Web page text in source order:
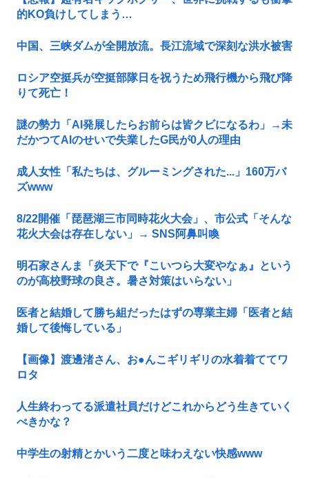
的KO負けしてしまう…
中国、三峡ダムが全開放流。長江流域で深刻な洪水被害
ロシア空挺兵が空挺部隊日を祝うため飛行機から飛び降
りて死亡！
謎の勢力「AI発展したらお前らは皆クビになるわ」→未
だかつてAIのせいで失業したG民が0人の理由
成人女性「私たちは、グルーミングされた...」160万バ
ズwww
8/22開催「琵琶湖三市同時花火大会」、市公式「そんな
花火大会は存在しない」→ SNS阿鼻叫喚
明石家さんま「炎天下で『こいつら大変やなぁ』という
のが高校野球の良さ。暑さ対策はいらない」
医者と結婚して勝ち組だったはずの専業主婦「医者と結
婚して後悔している」
【画像】渡邊渚さん、お●んこギリギリの水着着ててワ
ロタ
人生終わってる派遣社員だけどこれからどう生きていく
べきかな？
中学生の射精とかいう二度と味わえない快感www